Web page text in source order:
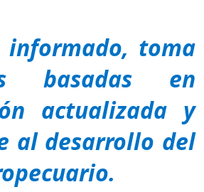
informado, toma
basadas en
actualizada y
al desarrollo del